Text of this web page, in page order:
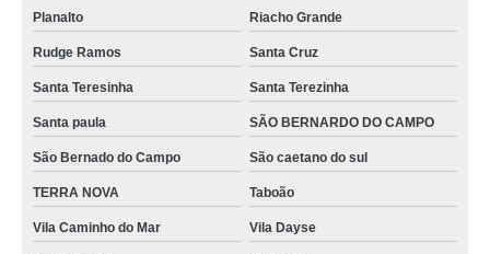
Planalto Riacho Grande
Rudge Ramos Santa Cruz
Santa Teresinha Santa Terezinha
Santa paula SÃO BERNARDO DO CAMPO
São Bernado do Campo São caetano do sul
TERRA NOVA Taboão
Vila Caminho do Mar Vila Dayse